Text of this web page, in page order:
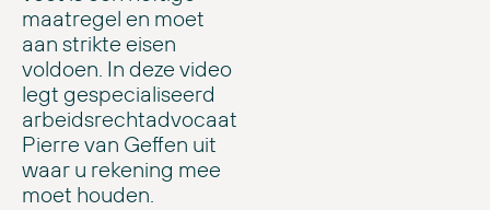
maatregel en moet
aan strikte eisen
voldoen. In deze video
legt gespecialiseerd
arbeidsrechtadvocaat
Pierre van Geffen uit
waar u rekening mee
moet houden.